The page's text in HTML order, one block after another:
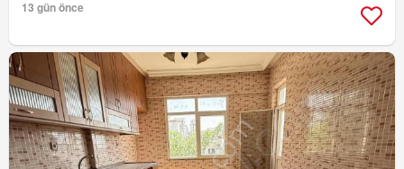
13 gün önce